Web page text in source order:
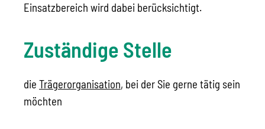
Einsatzbereich wird dabei berücksichtigt.
Zuständige Stelle
die Trägerorganisation, bei der Sie gerne tätig sein
möchten